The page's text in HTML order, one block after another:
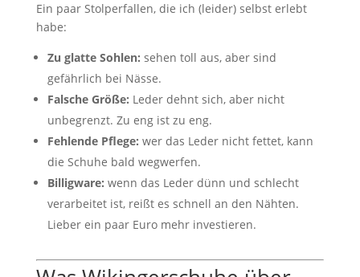
Ein paar Stolperfallen, die ich (leider) selbst erlebt
habe:
Zu glatte Sohlen: sehen toll aus, aber sind
gefährlich bei Nässe.
Falsche Größe: Leder dehnt sich, aber nicht
unbegrenzt. Zu eng ist zu eng.
Fehlende Pflege: wer das Leder nicht fettet, kann
die Schuhe bald wegwerfen.
Billigware: wenn das Leder dünn und schlecht
verarbeitet ist, reißt es schnell an den Nähten.
Lieber ein paar Euro mehr investieren.